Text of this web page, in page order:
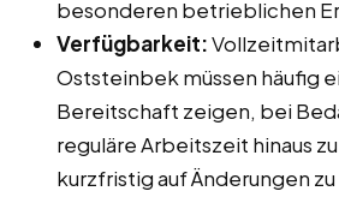
besonderen betrieblichen
Verfügbarkeit:
Oststeinbek müssen häufig
Bereitschaft zeigen, bei
reguläre Arbeitszeit hinaus
kurzfristig auf Änderungen